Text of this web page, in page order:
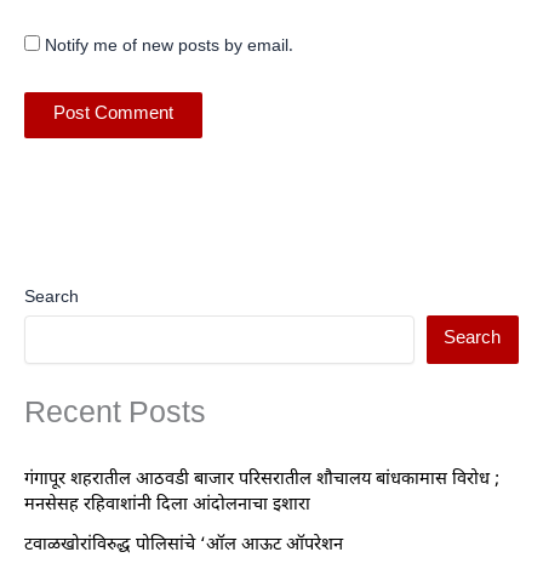
Notify me of new posts by email.
Search
Search
Recent Posts
गंगापूर शहरातील आठवडी बाजार परिसरातील शौचालय बांधकामास विरोध ;
मनसेसह रहिवाशांनी दिला आंदोलनाचा इशारा
टवाळखोरांविरुद्ध पोलिसांचे ‘ऑल आऊट ऑपरेशन